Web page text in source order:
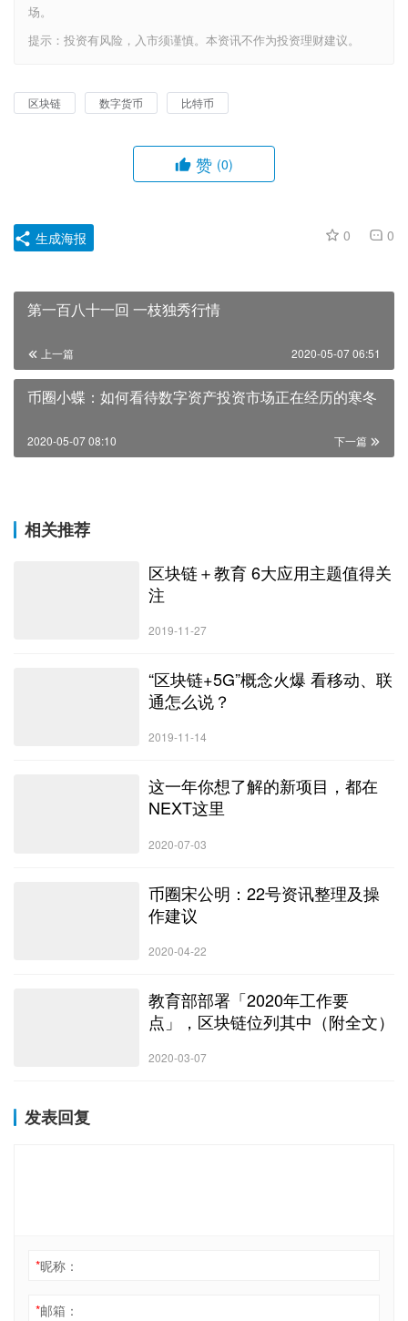
场。
提示：投资有风险，入市须谨慎。本资讯不作为投资理财建议。
区块链 数字货币 比特币
赞 (0)
0 0
生成海报
第一百八十一回 一枝独秀行情
上一篇 2020-05-07 06:51
币圈小蝶：如何看待数字资产投资市场正在经历的寒冬
下一篇
2020-05-07 08:10
相关推荐
区块链＋教育 6大应用主题值得关
注
2019-11-27
“区块链+5G”概念火爆 看移动、联
通怎么说？
2019-11-14
这一年你想了解的新项目，都在
NEXT这里
2020-07-03
币圈宋公明：22号资讯整理及操
作建议
2020-04-22
教育部部署「2020年工作要
点」，区块链位列其中（附全文）
2020-03-07
发表回复
*昵称：
*邮箱：